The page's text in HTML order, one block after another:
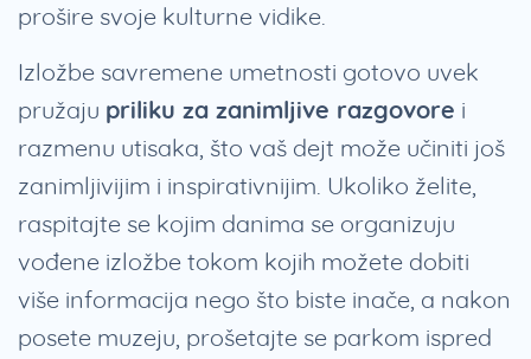
prošire svoje kulturne vidike.
Izložbe savremene umetnosti gotovo uvek
pružaju priliku za zanimljive razgovore i
razmenu utisaka, što vaš dejt može učiniti još
zanimljivijim i inspirativnijim. Ukoliko želite,
raspitajte se kojim danima se organizuju
vođene izložbe tokom kojih možete dobiti
više informacija nego što biste inače, a nakon
posete muzeju, prošetajte se parkom ispred